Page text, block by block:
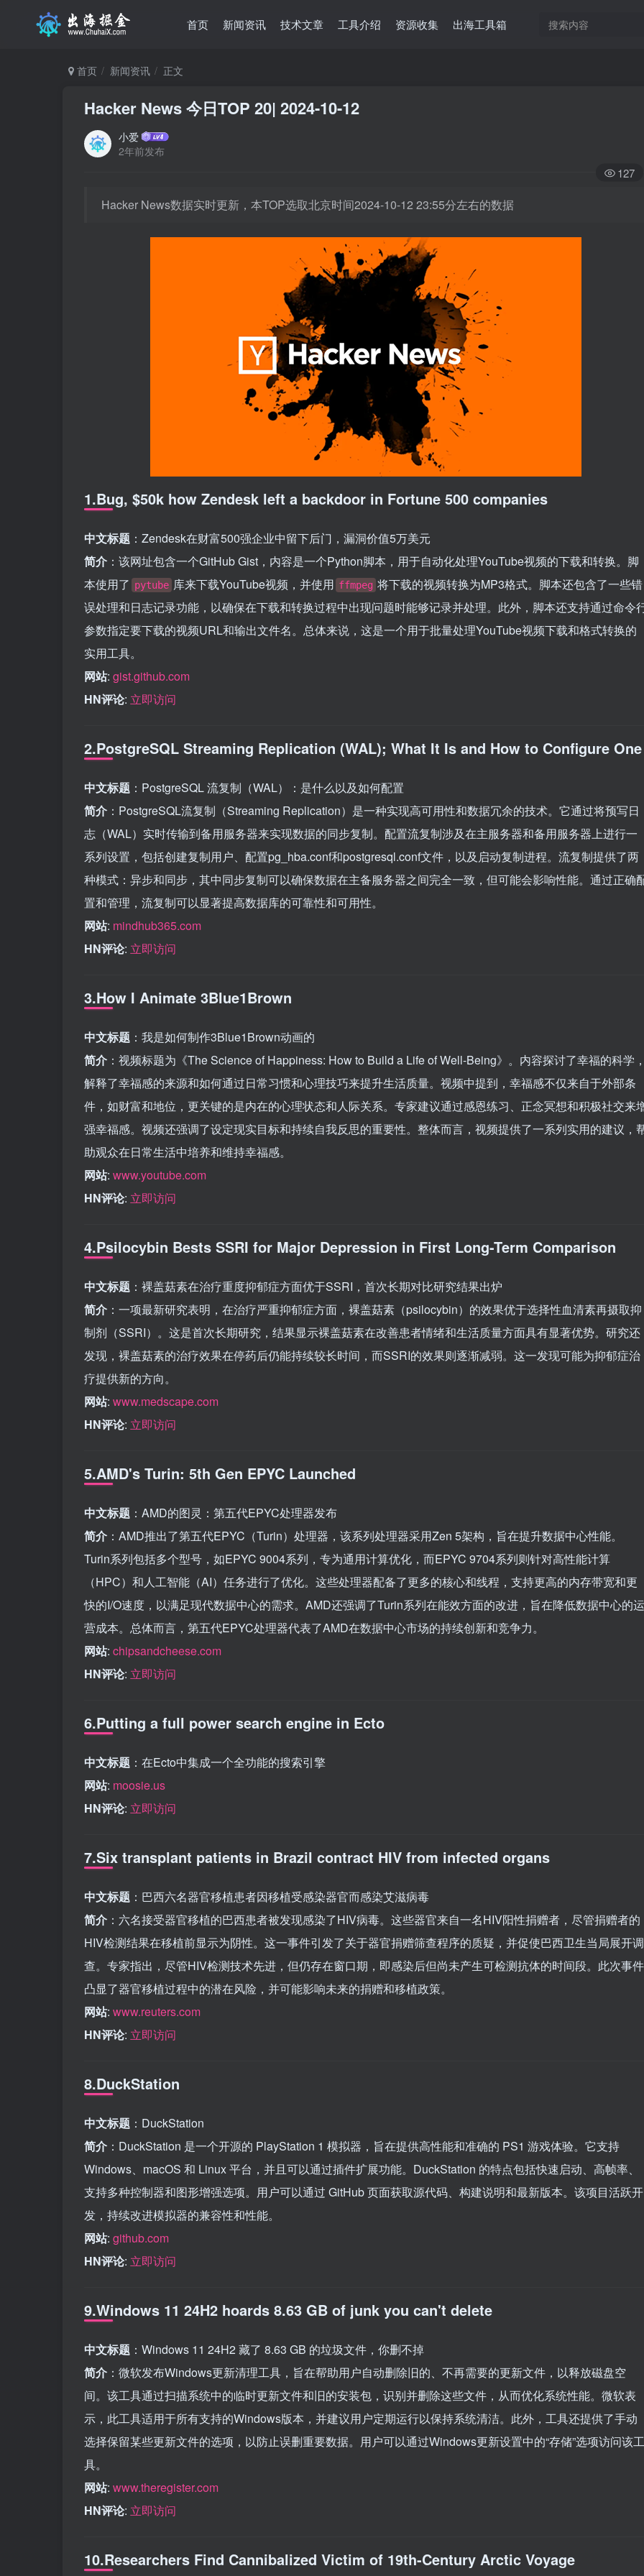
首页 新闻资讯 技术文章 工具介绍 资源收集 出海工具箱
首页 新闻资讯 正文
Hacker News 今日TOP 20| 2024-10-12
小爱
2年前发布
127
Hacker News数据实时更新，本TOP选取北京时间2024-10-12 23:55分左右的数据
1.Bug, $50k how Zendesk left a backdoor in Fortune 500 companies
中文标题 ：Zendesk在财富500强企业中留下后门，漏洞价值5万美元
简介 ：该网址包含一个GitHub Gist，内容是一个Python脚本，用于自动化处理YouTube视频的下载和转换。脚
本使用了 pytube 库来下载YouTube视频，并使用 ffmpeg 将下载的视频转换为MP3格式。脚本还包含了一些错
误处理和日志记录功能，以确保在下载和转换过程中出现问题时能够记录并处理。此外，脚本还支持通过命令
参数指定要下载的视频URL和输出文件名。总体来说，这是一个用于批量处理YouTube视频下载和格式转换的
实用工具。
网站: gist.github.com
HN评论: 立即访问
2.PostgreSQL Streaming Replication (WAL); What It Is and How to Configure One
中文标题 ：PostgreSQL 流复制（WAL）：是什么以及如何配置
简介 ：PostgreSQL流复制（Streaming Replication）是一种实现高可用性和数据冗余的技术。它通过将预写日
志（WAL）实时传输到备用服务器来实现数据的同步复制。配置流复制涉及在主服务器和备用服务器上进行一
系列设置，包括创建复制用户、配置pg_hba.conf和postgresql.conf文件，以及启动复制进程。流复制提供了两
种模式：异步和同步，其中同步复制可以确保数据在主备服务器之间完全一致，但可能会影响性能。通过正确
置和管理，流复制可以显著提高数据库的可靠性和可用性。
网站: mindhub365.com
HN评论: 立即访问
3.How I Animate 3Blue1Brown
中文标题 ：我是如何制作3Blue1Brown动画的
简介 ：视频标题为《The Science of Happiness: How to Build a Life of Well-Being》。内容探讨了幸福的科学
解释了幸福感的来源和如何通过日常习惯和心理技巧来提升生活质量。视频中提到，幸福感不仅来自于外部条
件，如财富和地位，更关键的是内在的心理状态和人际关系。专家建议通过感恩练习、正念冥想和积极社交来
强幸福感。视频还强调了设定现实目标和持续自我反思的重要性。整体而言，视频提供了一系列实用的建议，
助观众在日常生活中培养和维持幸福感。
网站: www.youtube.com
HN评论: 立即访问
4.Psilocybin Bests SSRI for Major Depression in First Long-Term Comparison
中文标题 ：裸盖菇素在治疗重度抑郁症方面优于SSRI，首次长期对比研究结果出炉
简介 ：一项最新研究表明，在治疗严重抑郁症方面，裸盖菇素（psilocybin）的效果优于选择性血清素再摄取抑
制剂（SSRI）。这是首次长期研究，结果显示裸盖菇素在改善患者情绪和生活质量方面具有显著优势。研究还
发现，裸盖菇素的治疗效果在停药后仍能持续较长时间，而SSRI的效果则逐渐减弱。这一发现可能为抑郁症治
疗提供新的方向。
网站: www.medscape.com
HN评论: 立即访问
5.AMD's Turin: 5th Gen EPYC Launched
中文标题 ：AMD的图灵：第五代EPYC处理器发布
简介 ：AMD推出了第五代EPYC（Turin）处理器，该系列处理器采用Zen 5架构，旨在提升数据中心性能。
Turin系列包括多个型号，如EPYC 9004系列，专为通用计算优化，而EPYC 9704系列则针对高性能计算
（HPC）和人工智能（AI）任务进行了优化。这些处理器配备了更多的核心和线程，支持更高的内存带宽和更
快的I/O速度，以满足现代数据中心的需求。AMD还强调了Turin系列在能效方面的改进，旨在降低数据中心的运
营成本。总体而言，第五代EPYC处理器代表了AMD在数据中心市场的持续创新和竞争力。
网站: chipsandcheese.com
HN评论: 立即访问
6.Putting a full power search engine in Ecto
中文标题 ：在Ecto中集成一个全功能的搜索引擎
网站: moosie.us
HN评论: 立即访问
7.Six transplant patients in Brazil contract HIV from infected organs
中文标题 ：巴西六名器官移植患者因移植受感染器官而感染艾滋病毒
简介 ：六名接受器官移植的巴西患者被发现感染了HIV病毒。这些器官来自一名HIV阳性捐赠者，尽管捐赠者的
HIV检测结果在移植前显示为阴性。这一事件引发了关于器官捐赠筛查程序的质疑，并促使巴西卫生当局展开调
查。专家指出，尽管HIV检测技术先进，但仍存在窗口期，即感染后但尚未产生可检测抗体的时间段。此次事件
凸显了器官移植过程中的潜在风险，并可能影响未来的捐赠和移植政策。
网站: www.reuters.com
HN评论: 立即访问
8.DuckStation
中文标题 ：DuckStation
简介 ：DuckStation 是一个开源的 PlayStation 1 模拟器，旨在提供高性能和准确的 PS1 游戏体验。它支持
Windows、macOS 和 Linux 平台，并且可以通过插件扩展功能。DuckStation 的特点包括快速启动、高帧率、
支持多种控制器和图形增强选项。用户可以通过 GitHub 页面获取源代码、构建说明和最新版本。该项目活跃开
发，持续改进模拟器的兼容性和性能。
网站: github.com
HN评论: 立即访问
9.Windows 11 24H2 hoards 8.63 GB of junk you can't delete
中文标题 ：Windows 11 24H2 藏了 8.63 GB 的垃圾文件，你删不掉
简介 ：微软发布Windows更新清理工具，旨在帮助用户自动删除旧的、不再需要的更新文件，以释放磁盘空
间。该工具通过扫描系统中的临时更新文件和旧的安装包，识别并删除这些文件，从而优化系统性能。微软表
示，此工具适用于所有支持的Windows版本，并建议用户定期运行以保持系统清洁。此外，工具还提供了手动
选择保留某些更新文件的选项，以防止误删重要数据。用户可以通过Windows更新设置中的“存储”选项访问该工
具。
网站: www.theregister.com
HN评论: 立即访问
10.Researchers Find Cannibalized Victim of 19th-Century Arctic Voyage